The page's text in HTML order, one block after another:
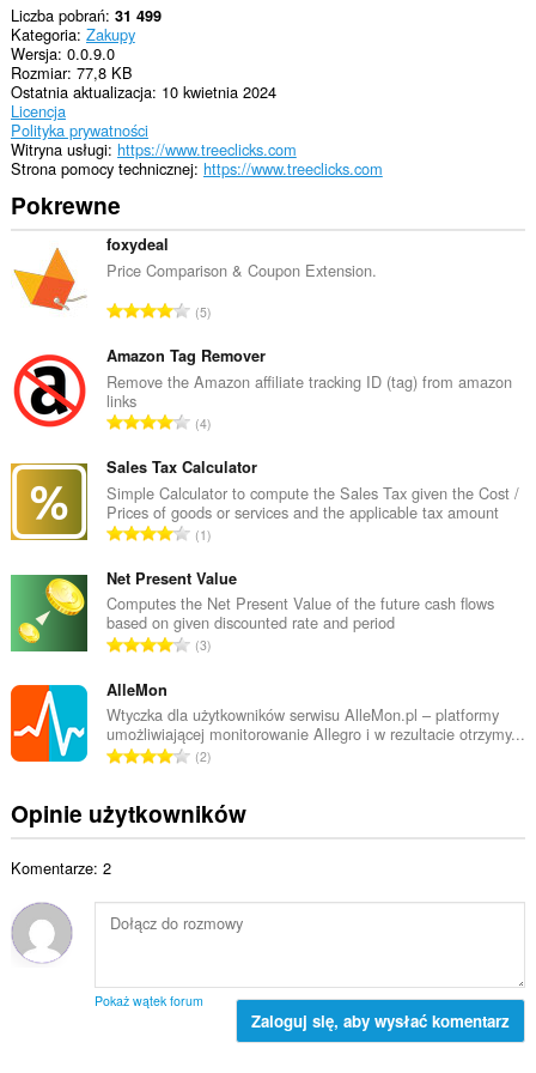
Liczba pobrań 31 499
Kategoria Zakupy
Wersja 0.0.9.0
Rozmiar 77,8 KB
Ostatnia aktualizacja 10 kwietnia 2024
Licencja
Polityka prywatności
Witryna usługi https://www.treeclicks.com
Strona pomocy technicznej https://www.treeclicks.com
Pokrewne
foxydeal
Price Comparison & Coupon Extension.
C
ł
k
w
t
a
l
c
z
b
a
e
n
:
5
Amazon Tag Remover
Remove the Amazon affiliate tracking ID (tag) from amazon
links
C
ł
k
o
w
t
a
l
z
b
a
c
e
4
Sales Tax Calculator
Simple Calculator to compute the Sales Tax given the Cost /
Prices of goods or services and the applicable tax amount
C
ł
k
o
w
a
l
z
b
c
e
:
1
Net Present Value
Computes the Net Present Value of the future cash flows
based on given discounted rate and period
C
k
o
w
t
a
c
z
o
3
AlleMon
Wtyczka dla użytkowników serwisu AlleMon.pl – platformy
umożliwiającej monitorowanie Allegro i w rezultacie otrzymy...
C
k
i
t
i
2
Opinie użytkowników
Komentarze: 2
Pokaż wątek forum
Zaloguj się, aby wysłać komentarz